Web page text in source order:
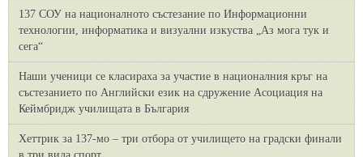
137 СОУ на националното състезание по Информационни
технологии, информатика и визуални изкуства „Аз мога тук и
сега“
Наши ученици се класираха за участие в националния кръг на
състезанието по Английски език на сдружение Асоциация на
Кеймбридж училищата в България
Хеттрик за 137-мо – три отбора от училището на градски финали